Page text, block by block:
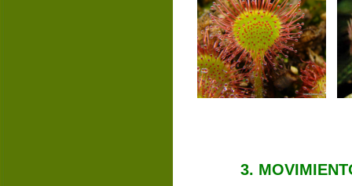
3.